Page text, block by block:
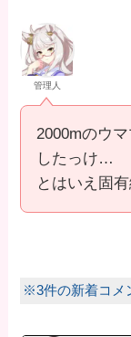
管理人
2000mのウ
したっけ…
とはいえ固
※3件の新着コメ